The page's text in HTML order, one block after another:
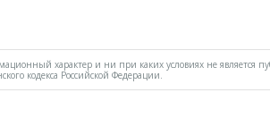
характер и ни при каких условиях не является
кодекса Российской Федерации.